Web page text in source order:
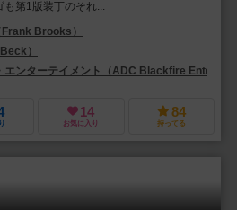
も第1版装丁のそれ...
Brooks）
）
エンターテイメント（ADC Blackfire
14
お気に入り
84
持ってる